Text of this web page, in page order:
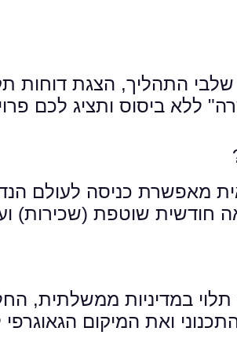
ללא ביסוס ותציג לכם
מאפשרת כניסה לעולם
חודשית שוטפת (שכירות)
במדיניות ממשלתית,
ואת המיקום הגאוגרפי